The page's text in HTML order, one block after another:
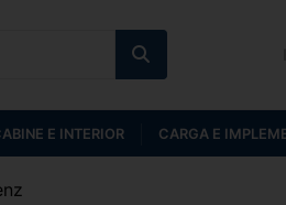
E INTERIOR CARGA E